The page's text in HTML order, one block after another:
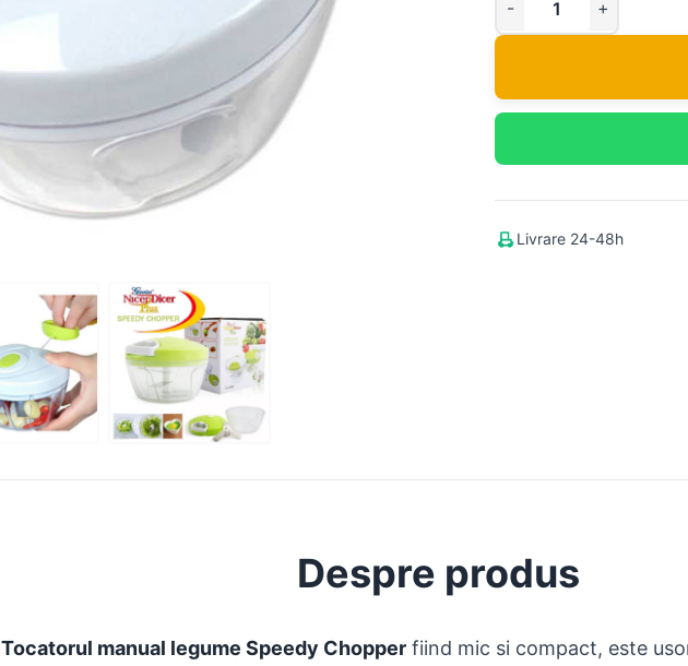
Livrare 24-48h
Despre produs
Tocatorul manual legume Speedy Chopper fiind mic si compact, este